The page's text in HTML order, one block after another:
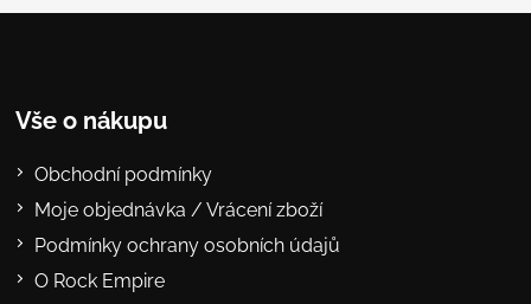
Vše o nákupu
Obchodní podmínky
Moje objednávka / Vrácení zboží
Podmínky ochrany osobních údajů
O Rock Empire